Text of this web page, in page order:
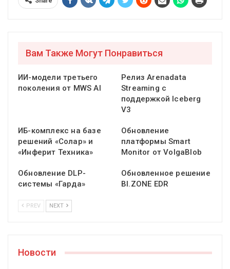
Вам Также Могут Понравиться
ИИ-модели третьего
поколения от MWS AI
Релиз Arenadata
Streaming с
поддержкой Iceberg
V3
ИБ-комплекс на базе
решений «Солар» и
«Инферит Техника»
Обновление
платформы Smart
Monitor от VolgaBlob
Обновление DLP-
системы «Гарда»
Обновленное решение
BI.ZONE EDR
PREV NEXT
Новости